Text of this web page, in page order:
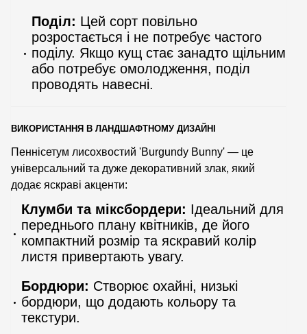
Поділ: Цей сорт повільно
розростається і не потребує частого
поділу. Якщо кущ стає занадто щільним
або потребує омолодження, поділ
проводять навесні.
ВИКОРИСТАННЯ В ЛАНДШАФТНОМУ ДИЗАЙНІ
Пеннісетум лисохвостий 'Burgundy Bunny' — це
універсальний та дуже декоративний злак, який
додає яскраві акценти:
Клумби та міксбордери: Ідеальний для
переднього плану квітників, де його
компактний розмір та яскравий колір
листя привертають увагу.
Бордюри: Створює охайні, низькі
бордюри, що додають кольору та
текстури.